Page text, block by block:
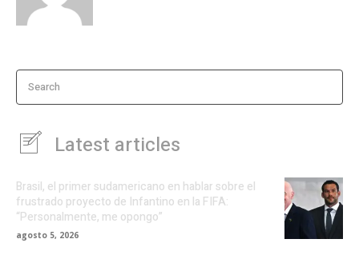
Search
Latest articles
Brasil, el primer sudamericano en hablar sobre el
frustrado proyecto de Infantino en la FIFA:
“Personalmente, me opongo”
agosto 5, 2026